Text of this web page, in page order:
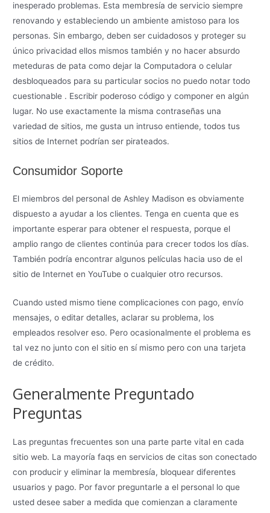
inesperado problemas. Esta membresía de servicio siempre
renovando y estableciendo un ambiente amistoso para los
personas. Sin embargo, deben ser cuidadosos y proteger su
único privacidad ellos mismos también y no hacer absurdo
meteduras de pata como dejar la Computadora o celular
desbloqueados para su particular socios no puedo notar todo
cuestionable . Escribir poderoso código y componer en algún
lugar. No use exactamente la misma contraseñas una
variedad de sitios, me gusta un intruso entiende, todos tus
sitios de Internet podrían ser pirateados.
Consumidor Soporte
El miembros del personal de Ashley Madison es obviamente
dispuesto a ayudar a los clientes. Tenga en cuenta que es
importante esperar para obtener el respuesta, porque el
amplio rango de clientes continúa para crecer todos los días.
También podría encontrar algunos películas hacia uso de el
sitio de Internet en YouTube o cualquier otro recursos.
Cuando usted mismo tiene complicaciones con pago, envío
mensajes, o editar detalles, aclarar su problema, los
empleados resolver eso. Pero ocasionalmente el problema es
tal vez no junto con el sitio en sí mismo pero con una tarjeta
de crédito.
Generalmente Preguntado
Preguntas
Las preguntas frecuentes son una parte parte vital en cada
sitio web. La mayoría faqs en servicios de citas son conectado
con producir y eliminar la membresía, bloquear diferentes
usuarios y pago. Por favor preguntarle a el personal lo que
usted desee saber a medida que comienzan a claramente